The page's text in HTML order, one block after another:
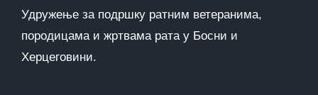
Удружење за подршку ратним ветеранима,
породицама и жртвама рата у Босни и
Херцеговини.